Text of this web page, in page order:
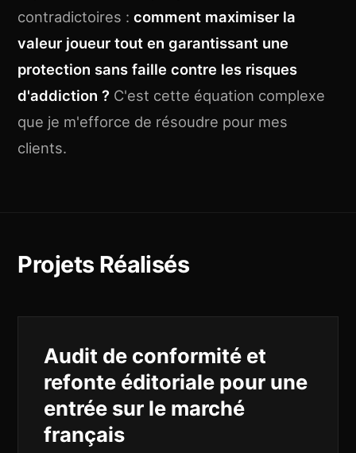
contradictoires :comment maximiser la
valeur joueur tout en garantissant une
protection sans faille contre les risques
d'addiction ? C'est cette équation complexe
que je m'efforce de résoudre pour mes
clients.
Projets Réalisés
Audit de conformité et
refonte éditoriale pour une
entrée sur le marché
français